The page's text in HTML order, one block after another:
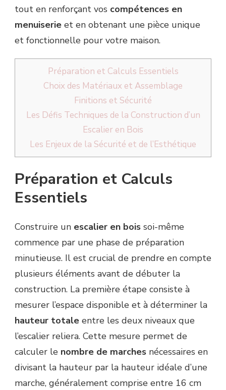
tout en renforçant vos compétences en
menuiserie et en obtenant une pièce unique
et fonctionnelle pour votre maison.
Préparation et Calculs Essentiels
Choix des Matériaux et Assemblage
Finitions et Sécurité
Les Défis Techniques de la Construction d’un
Escalier en Bois
Les Enjeux de la Sécurité et de l’Esthétique
Préparation et Calculs
Essentiels
Construire un escalier en bois soi-même
commence par une phase de préparation
minutieuse. Il est crucial de prendre en compte
plusieurs éléments avant de débuter la
construction. La première étape consiste à
mesurer l’espace disponible et à déterminer la
hauteur totale entre les deux niveaux que
l’escalier reliera. Cette mesure permet de
calculer le nombre de marches nécessaires en
divisant la hauteur par la hauteur idéale d’une
marche, généralement comprise entre 16 cm